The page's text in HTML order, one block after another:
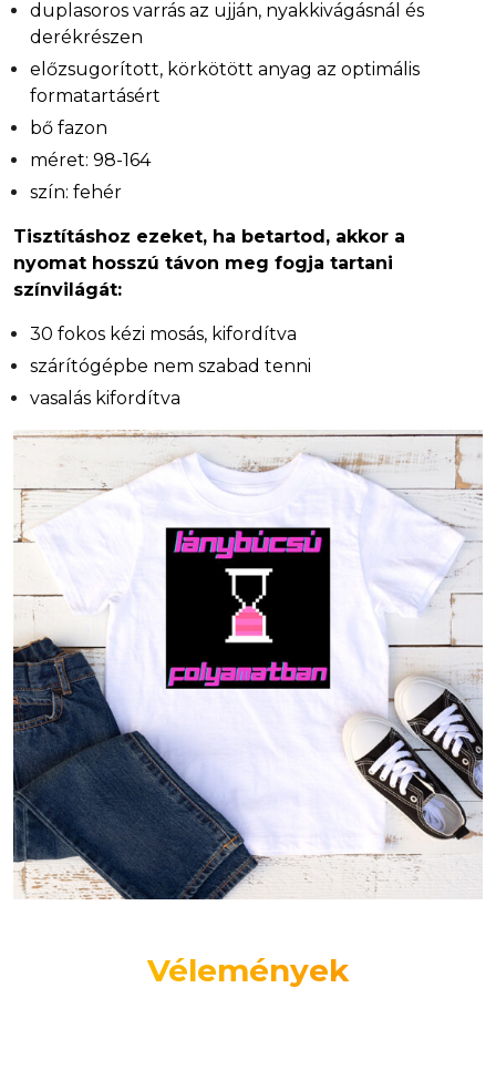
duplasoros varrás az ujján, nyakkivágásnál és
derékrészen
előzsugorított, körkötött anyag az optimális
formatartásért
bő fazon
méret: 98-164
szín: fehér
Tisztításhoz ezeket, ha betartod, akkor a
nyomat hosszú távon meg fogja tartani
színvilágát:
30 fokos kézi mosás, kifordítva
szárítógépbe nem szabad tenni
vasalás kifordítva
Vélemények